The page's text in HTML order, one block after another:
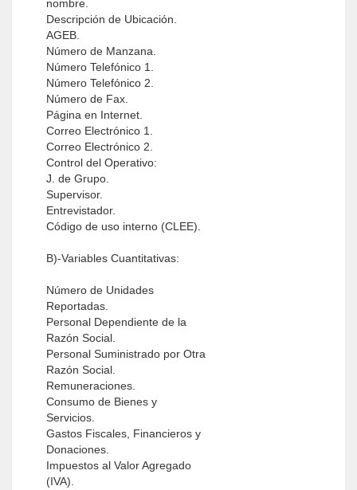
nombre.
Descripción de Ubicación.
AGEB.
Número de Manzana.
Número Telefónico 1.
Número Telefónico 2.
Número de Fax.
Página en Internet.
Correo Electrónico 1.
Correo Electrónico 2.
Control del Operativo:
J. de Grupo.
Supervisor.
Entrevistador.
Código de uso interno (CLEE).
B)-Variables Cuantitativas:
Número de Unidades
Reportadas.
Personal Dependiente de la
Razón Social.
Personal Suministrado por Otra
Razón Social.
Remuneraciones.
Consumo de Bienes y
Servicios.
Gastos Fiscales, Financieros y
Donaciones.
Impuestos al Valor Agregado
(IVA).